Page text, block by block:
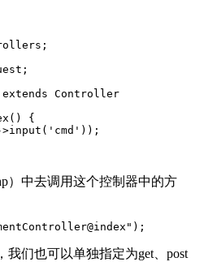
;
;
extends Controller
()
{
input ( 'cmd' ));
）中去调用这个控制器中的方
);
我们也可以单独指定为get、post